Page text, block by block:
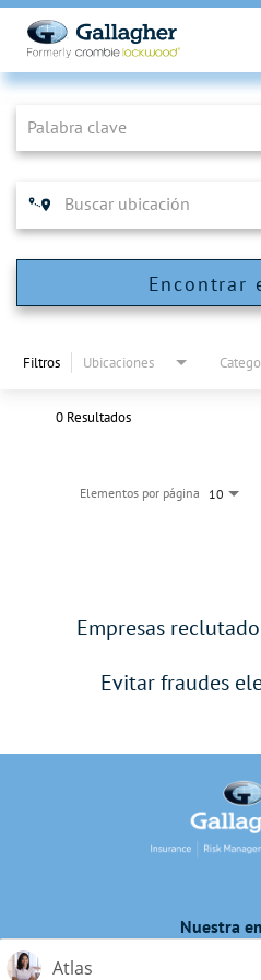
Job Search Page
Encontrar
Filtros Ubicaciones
0 Resultados
Elementos por página 10
Empresas
Evitar fraudes
Nuestra
Privacidad de